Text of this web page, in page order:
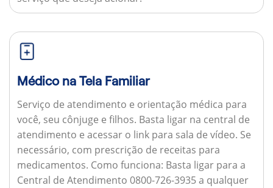
Médico na Tela Familiar
Serviço de atendimento e orientação médica para
você, seu cônjuge e filhos. Basta ligar na central de
atendimento e acessar o link para sala de vídeo. Se
necessário, com prescrição de receitas para
medicamentos. Como funciona: Basta ligar para a
Central de Atendimento 0800-726-3935 a qualquer